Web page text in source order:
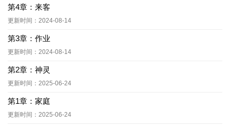
第4章：来客
更新时间：2024-08-14
第3章：作业
更新时间：2024-08-14
第2章：神灵
更新时间：2025-06-24
第1章：家庭
更新时间：2025-06-24